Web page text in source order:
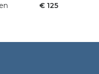
€ 125